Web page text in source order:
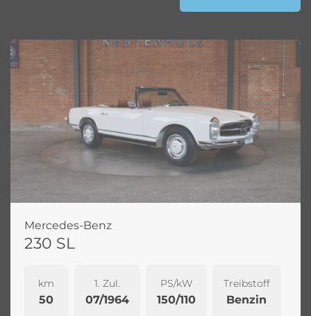
Mercedes-Benz
230 SL
km
50
1. Zul.
07/1964
PS/kW
150/110
Treibstoff
Benzin